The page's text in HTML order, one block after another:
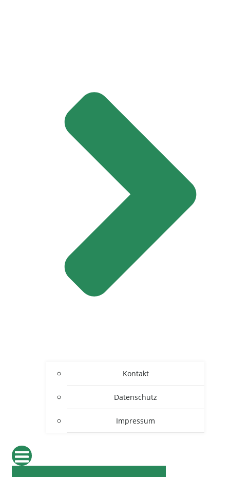
Kontakt
Datenschutz
Impressum